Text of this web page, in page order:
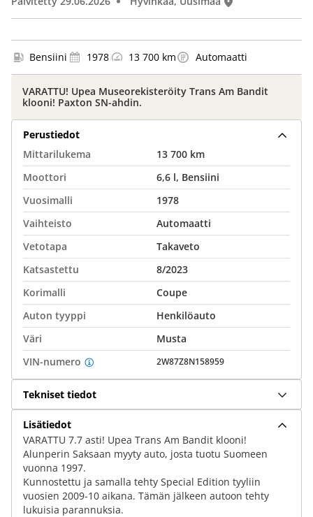
Bensiini 1978 13 700 km Automaatti
VARATTU! Upea Museorekisteröity Trans Am Bandit
klooni! Paxton SN-ahdin.
Perustiedot
Mittarilukema
13 700 km
Moottori
6,6 l, Bensiini
Vuosimalli
1978
Vaihteisto
Automaatti
Vetotapa
Takaveto
Katsastettu
8/2023
Korimalli
Coupe
Auton tyyppi
Henkilöauto
Väri
Musta
VIN-numero
2W87Z8N158959
Tekniset tiedot
Lisätiedot
VARATTU 7.7 asti! Upea Trans Am Bandit klooni!
Alunperin Saksaan myyty auto, josta tuotu Suomeen
vuonna 1997.
Kunnostettu ja samalla tehty Special Edition tyyliin
vuosien 2009-10 aikana. Tämän jälkeen autoon tehty
lukuisia parannuksia.